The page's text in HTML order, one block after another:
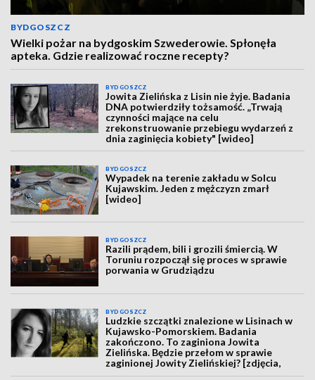
BYDGOSZCZ
Wielki pożar na bydgoskim Szwederowie. Spłonęła
apteka. Gdzie realizować roczne recepty?
BYDGOSZCZ
Jowita Zielińska z Lisin nie żyje. Badania
DNA potwierdziły tożsamość. „Trwają
czynności mające na celu
zrekonstruowanie przebiegu wydarzeń z
dnia zaginięcia kobiety" [wideo]
BYDGOSZCZ
Wypadek na terenie zakładu w Solcu
Kujawskim. Jeden z mężczyzn zmarł
[wideo]
BYDGOSZCZ
Razili prądem, bili i grozili śmiercią. W
Toruniu rozpoczął się proces w sprawie
porwania w Grudziądzu
BYDGOSZCZ
Ludzkie szczątki znalezione w Lisinach w
Kujawsko-Pomorskiem. Badania
zakończono. To zaginiona Jowita
Zielińska. Będzie przełom w sprawie
zaginionej Jowity Zielińskiej? [zdjęcia,
wideo, aktualizacja]